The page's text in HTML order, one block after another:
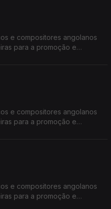
e compositores angolanos
para a promoção e
e compositores angolanos
para a promoção e
e compositores angolanos
para a promoção e